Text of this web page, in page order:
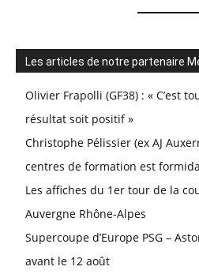
Les articles de notre partenaire
Olivier Frapolli (GF38) : « C’est
résultat soit positif »
Christophe Pélissier (ex AJ
centres de formation est
Les affiches du 1er tour de la
Auvergne Rhône-Alpes
Supercoupe d’Europe PSG –
avant le 12 août